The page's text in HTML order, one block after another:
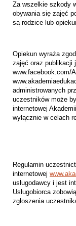
Za wszelkie szkody
obywania się zajęć
są rodzice lub
Opiekun wyraża
zajęć oraz publikacji
www.facebook.com/
administrowanych
uczestników może
internetowej
wyłącznie w celach
Regulamin
internetowej
usługodawcy i jest
Usługobiorca
zgłoszenia